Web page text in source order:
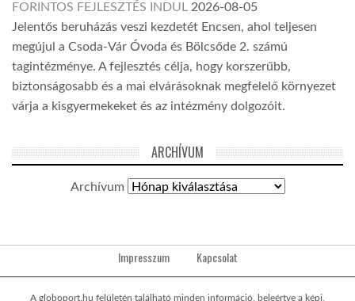
FORINTOS FEJLESZTÉS INDUL 2026-08-05
Jelentős beruházás veszi kezdetét Encsen, ahol teljesen
megújul a Csoda-Vár Óvoda és Bölcsőde 2. számú
tagintézménye. A fejlesztés célja, hogy korszerűbb,
biztonságosabb és a mai elvárásoknak megfelelő környezet
várja a kisgyermekeket és az intézmény dolgozóit.
ARCHÍVUM
Archívum
Impresszum Kapcsolat
A globoport.hu felületén található minden információ, beleértve a képi,